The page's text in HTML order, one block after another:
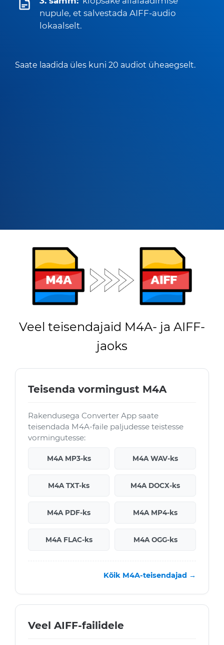
nupule, et salvestada AIFF-audio
lokaalselt.
Saate laadida üles kuni 20 audiot üheaegselt.
Veel teisendajaid M4A- ja AIFF-
jaoks
Teisenda vormingust M4A
Rakendusega Converter App saate
teisendada M4A-faile paljudesse teistesse
vormingutesse:
M4A MP3-ks M4A WAV-ks
M4A TXT-ks M4A DOCX-ks
M4A PDF-ks M4A MP4-ks
M4A FLAC-ks M4A OGG-ks
Kõik M4A-teisendajad →
Veel AIFF-failidele